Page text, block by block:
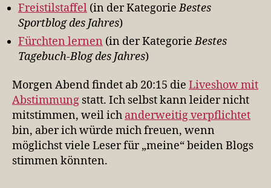
Freistilstaffel (in der KategorieBestes
Sportblog des Jahres)
Fürchten lernen (in der KategorieBestes
Tagebuch-Blog des Jahres)
Morgen Abend findet ab 20:15 die Liveshow mit
Abstimmung statt. Ich selbst kann leider nicht
mitstimmen, weil ich anderweitig verpflichtet
bin, aber ich würde mich freuen, wenn
möglichst viele Leser für „meine“ beiden Blogs
stimmen könnten.